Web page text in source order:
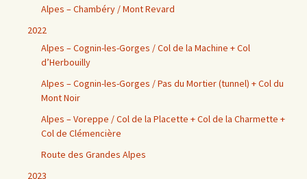
Alpes – Chambéry / Mont Revard
2022
Alpes – Cognin-les-Gorges / Col de la Machine + Col
d’Herbouilly
Alpes – Cognin-les-Gorges / Pas du Mortier (tunnel) + Col du
Mont Noir
Alpes – Voreppe / Col de la Placette + Col de la Charmette +
Col de Clémencière
Route des Grandes Alpes
2023